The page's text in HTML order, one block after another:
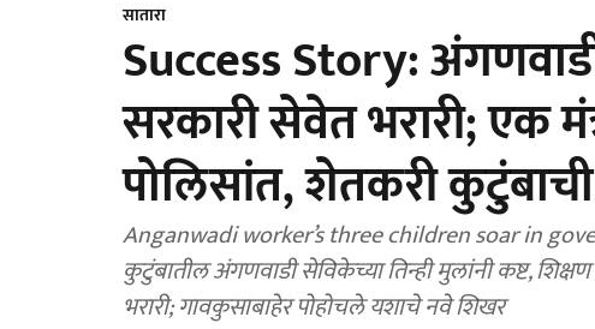
सातारा
Success Story:
सरकारी सेवेत भरारी; एक
पोलिसांत, शेतकरी कुटुंबाची
Anganwadi worker’s three children soar in
कुटुंबातील अंगणवाडी सेविकेच्या तिन्ही मुलांनी कष्ट,
भरारी; गावकुसाबाहेर पोहोचले यशाचे नवे शिखर